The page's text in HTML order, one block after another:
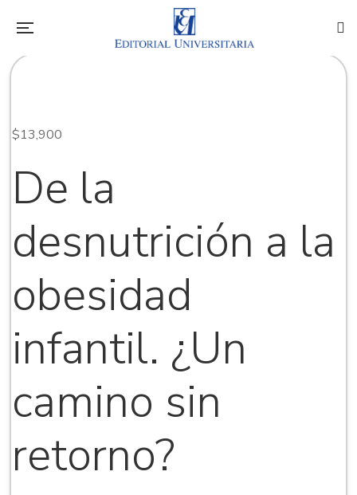
$13,900
De la
desnutrición a la
obesidad
infantil. ¿Un
camino sin
retorno?